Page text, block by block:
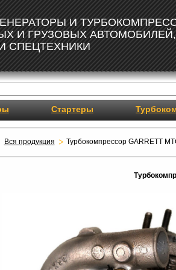
И
И ГРУЗОВЫХ АВТОМОБИЛЕЙ,
СПЕЦТЕХНИКИ
Стартеры
Вся продукция Турбокомпрессор GARRETT